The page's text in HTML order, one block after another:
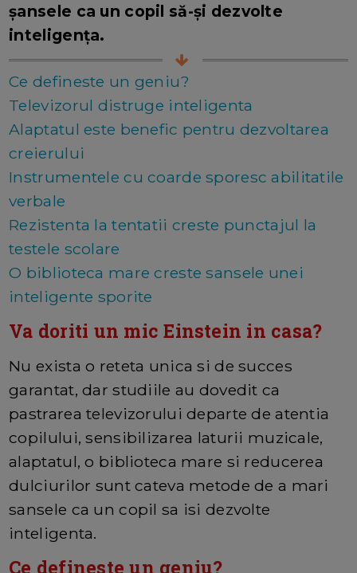
șansele ca un copil să-și dezvolte
inteligența.
Ce defineste un geniu?
Televizorul distruge inteligenta
Alaptatul este benefic pentru dezvoltarea
creierului
Instrumentele cu coarde sporesc abilitatile
verbale
Rezistenta la tentatii creste punctajul la
testele scolare
O biblioteca mare creste sansele unei
inteligente sporite
Va doriti un mic Einstein in casa?
Nu exista o reteta unica si de succes
garantat, dar studiile au dovedit ca
pastrarea televizorului departe de atentia
copilului, sensibilizarea laturii muzicale,
alaptatul, o biblioteca mare si reducerea
dulciurilor sunt cateva metode de a mari
sansele ca un copil sa isi dezvolte
inteligenta.
Ce defineste un geniu?